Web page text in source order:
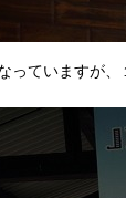
っていますが